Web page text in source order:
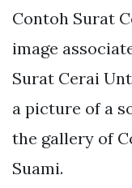
Contoh Surat
image
Surat Cerai
a picture of a
the gallery of
Suami.